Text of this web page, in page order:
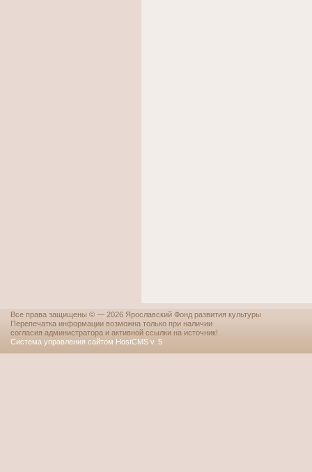
Все права защищены © — 2026 Ярославский Фонд развития культуры
Перепечатка информации возможна только при наличии
согласия администратора и активной ссылки на источник!
Система управления сайтом HostCMS v. 5